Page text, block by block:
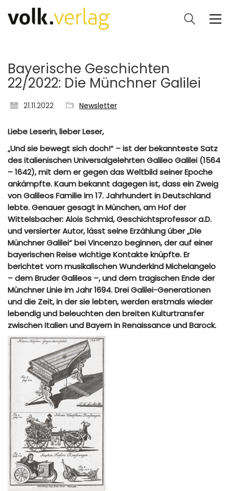
Bayerische Geschichten
22/2022: Die Münchner Galilei
21.11.2022 Newsletter
Liebe Leserin, lieber Leser,
„Und sie bewegt sich doch!“ – ist der bekannteste Satz
des italienischen Universalgelehrten Galileo Galilei (1564
– 1642), mit dem er gegen das Weltbild seiner Epoche
ankämpfte. Kaum bekannt dagegen ist, dass ein Zweig
von Galileos Familie im 17. Jahrhundert in Deutschland
lebte. Genauer gesagt in München, am Hof der
Wittelsbacher: Alois Schmid, Geschichtsprofessor a.D.
und versierter Autor, lässt seine Erzählung über „Die
Münchner Galilei“ bei Vincenzo beginnen, der auf einer
bayerischen Reise wichtige Kontakte knüpfte. Er
berichtet vom musikalischen Wunderkind Michelangelo
– dem Bruder Galileos –, und dem tragischen Ende der
Münchner Linie im Jahr 1694. Drei Galilei-Generationen
und die Zeit, in der sie lebten, werden erstmals wieder
lebendig und beleuchten den breiten Kulturtransfer
zwischen Italien und Bayern in Renaissance und Barock.